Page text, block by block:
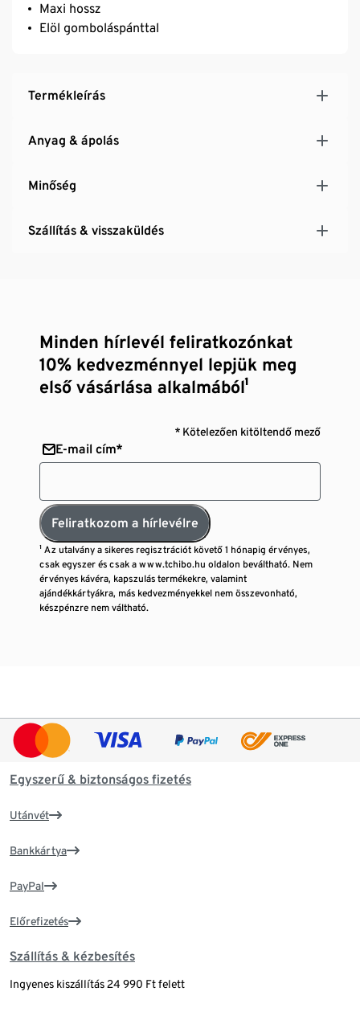
Maxi hossz
Elöl gomboláspánttal
Termékleírás
Anyag & ápolás
Minőség
Szállítás & visszaküldés
Minden hírlevél feliratkozónkat
10% kedvezménnyel lepjük meg
első vásárlása alkalmából¹
* Kötelezően kitöltendő mező
E-mail cím*
Feliratkozom a hírlevélre
¹ Az utalvány a sikeres regisztrációt követő 1 hónapig érvényes,
csak egyszer és csak a www.tchibo.hu oldalon beváltható. Nem
érvényes kávéra, kapszulás termékekre, valamint
ajándékkártyákra, más kedvezményekkel nem összevonható,
készpénzre nem váltható.
Egyszerű & biztonságos fizetés
Utánvét
Bankkártya
PayPal
Előrefizetés
Szállítás & kézbesítés
Ingyenes kiszállítás 24 990 Ft felett